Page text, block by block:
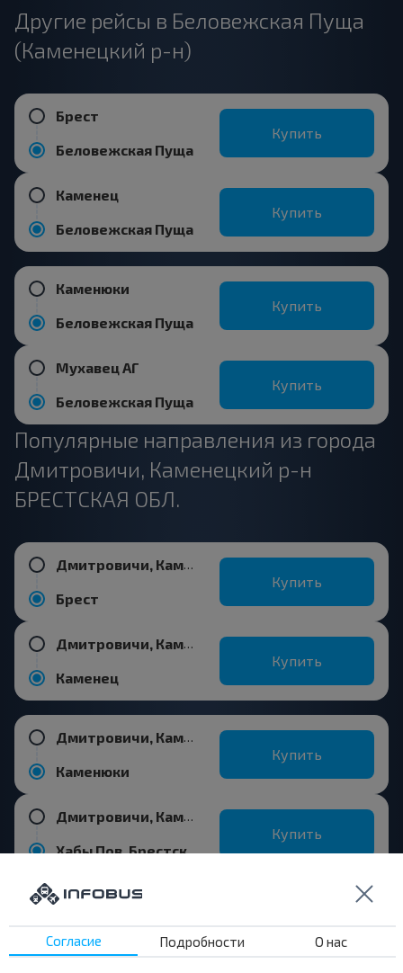
Другие рейсы в Беловежская Пуща
(Каменецкий р-н)
Брест
Беловежская Пуща
Купить
Каменец
Беловежская Пуща
Купить
Каменюки
Беловежская Пуща
Купить
Мухавец АГ
Беловежская Пуща
Купить
Популярные направления из города
Дмитровичи, Каменецкий р-н
БРЕСТСКАЯ ОБЛ.
Дмитровичи, Каменецкий р-н БРЕСТСКАЯ ОБЛ.
Брест
Купить
Дмитровичи, Каменецкий р-н БРЕСТСКАЯ ОБЛ.
Каменец
Купить
Дмитровичи, Каменецкий р-н БРЕСТСКАЯ ОБЛ.
Каменюки
Купить
Дмитровичи, Каменецкий р-н БРЕСТСКАЯ ОБЛ.
Хабы Пов, Брестский р-н БРЕСТСКАЯ ОБЛ. Беларусь
Купить
Согласие Подробности О нас